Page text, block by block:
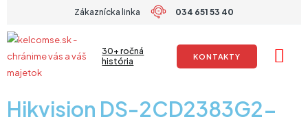
obsah
Zákaznícka linka 034 651 53 40
30+ ročná
história
KONTAKTY
Hikvision DS-2CD2383G2-